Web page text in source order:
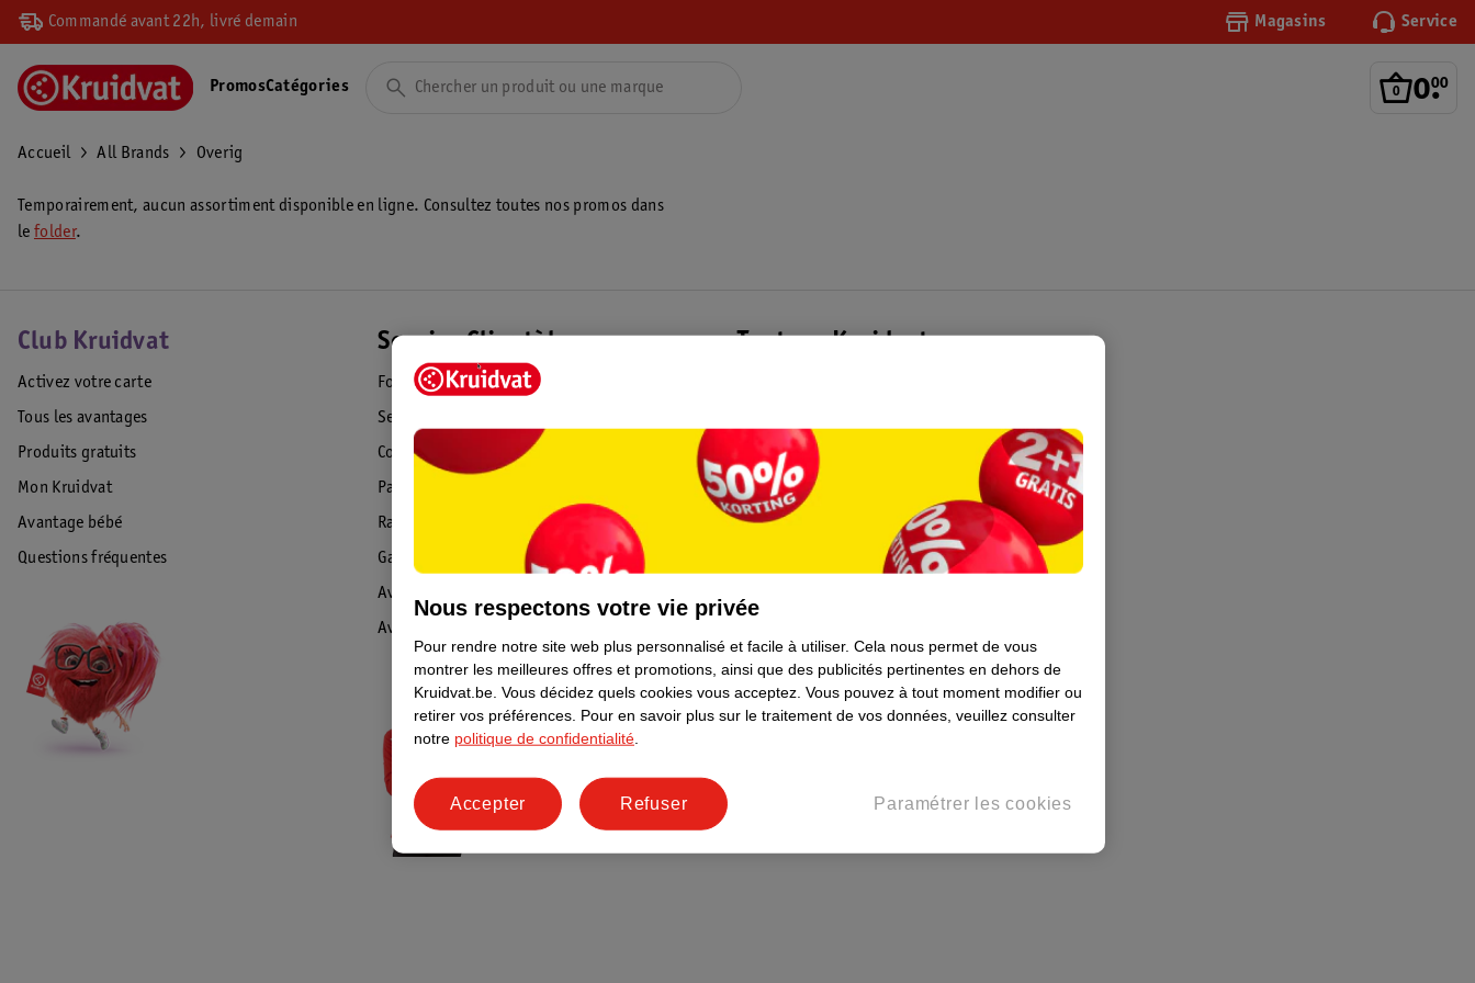
Commandé avant 22h, livré demain Magasins Service
0.
00
PromosCatégories
Accueil All Brands Overig
Temporairement, aucun assortiment disponible en ligne. Consultez toutes nos promos dans
le folder.
Club Kruidvat
Activez votre carte
Tous les avantages
Produits gratuits
Mon Kruidvat
Avantage bébé
Questions fréquentes
Service Clientèle
Foire aux questions
Service Clientèle
Commande & Livraison
Paiement
Rappel & Retour
Garantie
Avis de sécurité
Avis
Tout sur Kruidvat
Formule commerciale
Coordonnées de l’entreprise
Plus durable
Nous respectons votre vie privée
Pour rendre notre site web plus personnalisé et facile à utiliser. Cela nous permet de vous
montrer les meilleures offres et promotions, ainsi que des publicités pertinentes en dehors de
Kruidvat.be. Vous décidez quels cookies vous acceptez. Vous pouvez à tout moment modifier ou
retirer vos préférences. Pour en savoir plus sur le traitement de vos données, veuillez consulter
notre politique de confidentialité
Paramétrer les cookies
Refuser
Accepter